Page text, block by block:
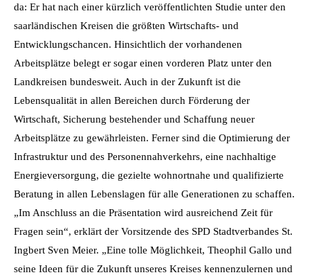
da: Er hat nach einer kürzlich veröffentlichten Studie unter den
saarländischen Kreisen die größten Wirtschafts- und
Entwicklungschancen. Hinsichtlich der vorhandenen
Arbeitsplätze belegt er sogar einen vorderen Platz unter den
Landkreisen bundesweit. Auch in der Zukunft ist die
Lebensqualität in allen Bereichen durch Förderung der
Wirtschaft, Sicherung bestehender und Schaffung neuer
Arbeitsplätze zu gewährleisten. Ferner sind die Optimierung der
Infrastruktur und des Personennahverkehrs, eine nachhaltige
Energieversorgung, die gezielte wohnortnahe und qualifizierte
Beratung in allen Lebenslagen für alle Generationen zu schaffen.
„Im Anschluss an die Präsentation wird ausreichend Zeit für
Fragen sein“, erklärt der Vorsitzende des SPD Stadtverbandes St.
Ingbert Sven Meier. „Eine tolle Möglichkeit, Theophil Gallo und
seine Ideen für die Zukunft unseres Kreises kennenzulernen und